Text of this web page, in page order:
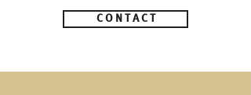
C O N T A C T